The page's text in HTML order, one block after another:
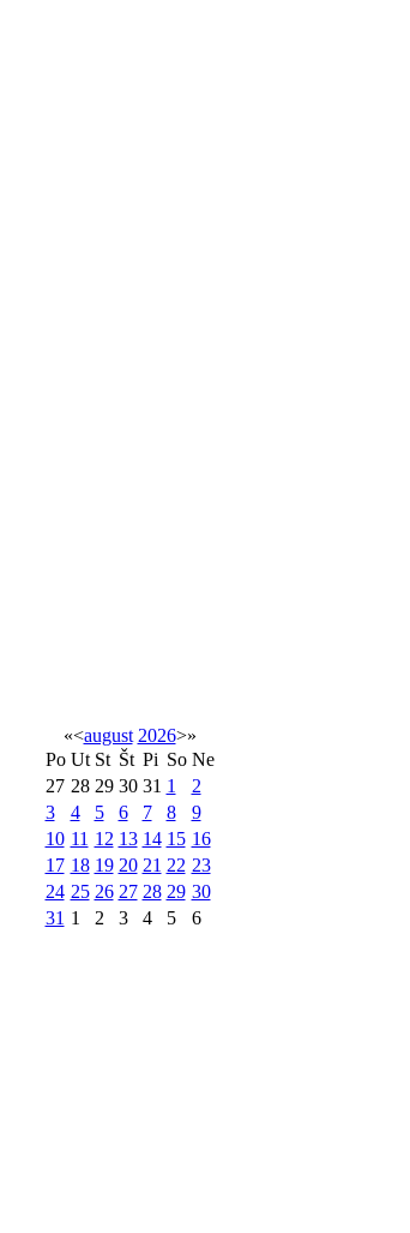
«<august 2026>»
Po Ut St Št Pi So Ne
27 28 29 30 31 1
2
3
4 5 6 7 8
9
10 11 12 13 14 15 16
17 18 19 20 21 22 23
24 25 26 27 28 29 30
31 1 2 3 4 5 6